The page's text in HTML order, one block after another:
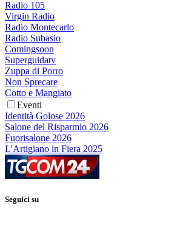
Radio 105
Virgin Radio
Radio Montecarlo
Radio Subasio
Comingsoon
Superguidatv
Zuppa di Porro
Non Sprecare
Cotto e Mangiato
Eventi
Identità Golose 2026
Salone del Risparmio 2026
Fuorisalone 2026
L'Artigiano in Fiera 2025
Seguici su